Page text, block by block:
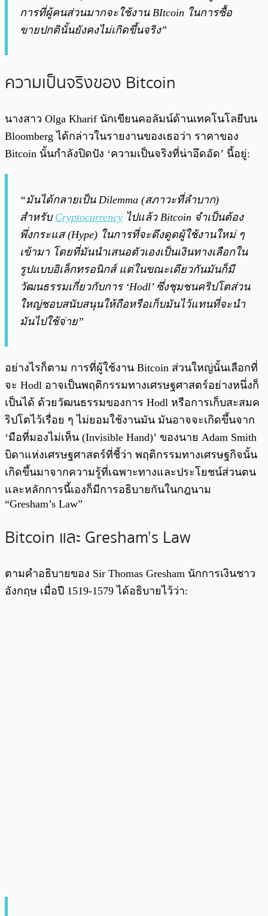
การที่ผู้คนส่วนมากจะใช้งาน BItcoin ในการซื้อ
ขายปกตินั้นยังคงไม่เกิดขึ้นจริง”
ความเป็นจริงของ Bitcoin
นางสาว Olga Kharif นักเขียนคอลัมน์ด้านเทคโนโลยีบน
Bloomberg ได้กล่าวในรายงานของเธอว่า ราคาของ
Bitcoin นั้นกำลังปิดปัง ‘ความเป็นจริงที่น่าอึดอัด’ นี้อยู่:
“มันได้กลายเป็น Dilemma (สภาวะที่ลำบาก)
สำหรับ Cryptocurrency ไปแล้ว Bitcoin จำเป็นต้อง
พึ่งกระแส (Hype) ในการที่จะดึงดูดผู้ใช้งานใหม่ ๆ
เข้ามา โดยที่มันนำเสนอตัวเองเป็นเงินทางเลือกใน
รูปแบบอิเล็กทรอนิกส์ แต่ในขณะเดียวกันมันก็มี
วัฒนธรรมเกี่ยวกับการ ‘Hodl’ ซึ่งชุมชนคริปโตส่วน
ใหญ่ชอบสนับสนุนให้ถือหรือเก็บมันไว้แทนที่จะนำ
มันไปใช้จ่าย”
อย่างไรก็ตาม การที่ผู้ใช้งาน Bitcoin ส่วนใหญ่นั้นเลือกที่
จะ Hodl อาจเป็นพฤติกรรมทางเศรษฐศาสตร์อย่างหนึ่งก็
เป็นได้ ด้วยวัฒนธรรมของการ Hodl หรือการเก็บสะสมค
ริปโตไว้เรื่อย ๆ ไม่ยอมใช้งานมัน มันอาจจะเกิดขึ้นจาก
‘มือที่มองไม่เห็น (Invisible Hand)’ ของนาย Adam Smith
บิดาแห่งเศรษฐศาสตร์ที่ชี้ว่า พฤติกรรมทางเศรษฐกิจนั้น
เกิดขึ้นมาจากความรู้ที่เฉพาะทางและประโยชน์ส่วนตน
และหลักการนี้เองก็มีการอธิบายกันในกฎนาม
“Gresham’s Law”
Bitcoin และ Gresham’s Law
ตามคำอธิบายของ Sir Thomas Gresham นักการเงินชาว
อังกฤษ เมื่อปี 1519-1579 ได้อธิบายไว้ว่า: